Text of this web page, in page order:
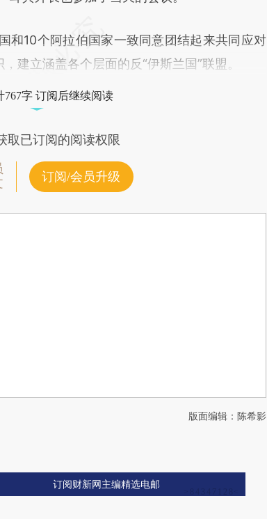
10个阿拉伯国家一致同意团结起来共同应对
建立涵盖各个层面的反“伊斯兰国”联盟。
767字 订阅后继续阅读
取已订阅的阅读权限
订阅/会员升级
版面编辑：陈希影
订阅财新网主编精选电邮